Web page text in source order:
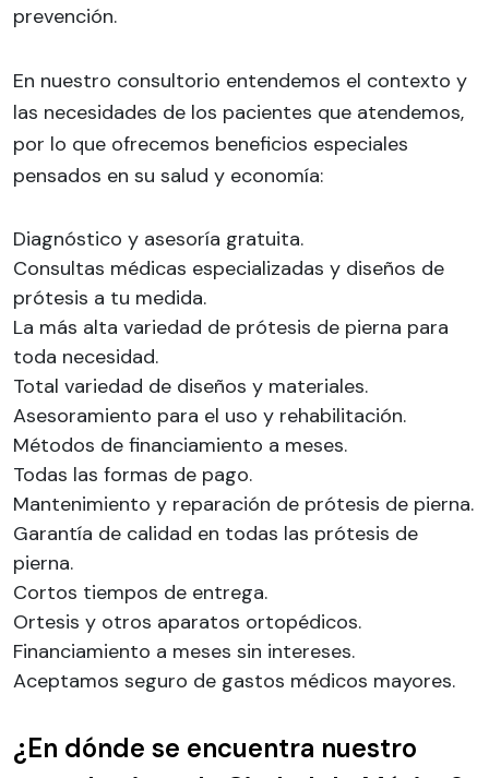
prevención.
En nuestro consultorio entendemos el contexto y
las necesidades de los pacientes que atendemos,
por lo que ofrecemos beneficios especiales
pensados en su salud y economía:
Diagnóstico y asesoría gratuita.
Consultas médicas especializadas y diseños de
prótesis a tu medida.
La más alta variedad de prótesis de pierna para
toda necesidad.
Total variedad de diseños y materiales.
Asesoramiento para el uso y rehabilitación.
Métodos de financiamiento a meses.
Todas las formas de pago.
Mantenimiento y reparación de prótesis de pierna.
Garantía de calidad en todas las prótesis de
pierna.
Cortos tiempos de entrega.
Ortesis y otros aparatos ortopédicos.
Financiamiento a meses sin intereses.
Aceptamos seguro de gastos médicos mayores.
¿En dónde se encuentra nuestro